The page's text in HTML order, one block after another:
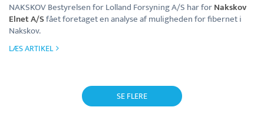
NAKSKOV Bestyrelsen for Lolland Forsyning A/S har forNakskov
Elnet A/Sfået foretaget en analyse af muligheden for fibernet i
Nakskov.
LÆS ARTIKEL
SE FLERE